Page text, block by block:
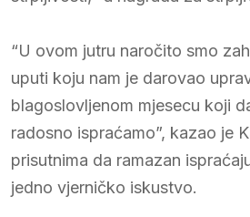
“U ovom jutru naročito smo
uputi koju nam je darovao
blagoslovljenom mjesecu koji
radosno ispraćamo”, kazao je
prisutnima da ramazan
jedno vjerničko iskustvo.